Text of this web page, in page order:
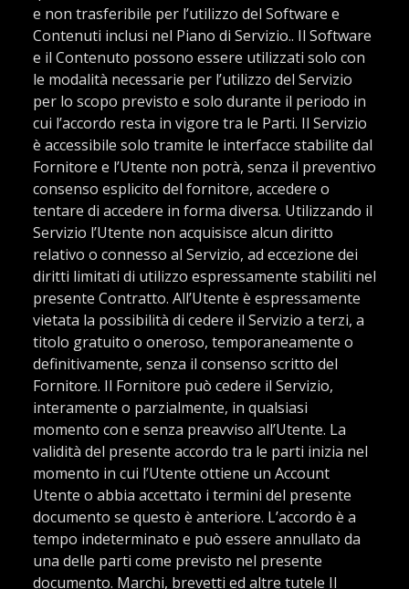
e non trasferibile per l’utilizzo del Software e
Contenuti inclusi nel Piano di Servizio.. Il Software
e il Contenuto possono essere utilizzati solo con
le modalità necessarie per l’utilizzo del Servizio
per lo scopo previsto e solo durante il periodo in
cui l’accordo resta in vigore tra le Parti. Il Servizio
è accessibile solo tramite le interfacce stabilite dal
Fornitore e l’Utente non potrà, senza il preventivo
consenso esplicito del fornitore, accedere o
tentare di accedere in forma diversa. Utilizzando il
Servizio l’Utente non acquisisce alcun diritto
relativo o connesso al Servizio, ad eccezione dei
diritti limitati di utilizzo espressamente stabiliti nel
presente Contratto. All’Utente è espressamente
vietata la possibilità di cedere il Servizio a terzi, a
titolo gratuito o oneroso, temporaneamente o
definitivamente, senza il consenso scritto del
Fornitore. Il Fornitore può cedere il Servizio,
interamente o parzialmente, in qualsiasi
momento con e senza preavviso all’Utente. La
validità del presente accordo tra le parti inizia nel
momento in cui l’Utente ottiene un Account
Utente o abbia accettato i termini del presente
documento se questo è anteriore. L’accordo è a
tempo indeterminato e può essere annullato da
una delle parti come previsto nel presente
documento. Marchi, brevetti ed altre tutele Il